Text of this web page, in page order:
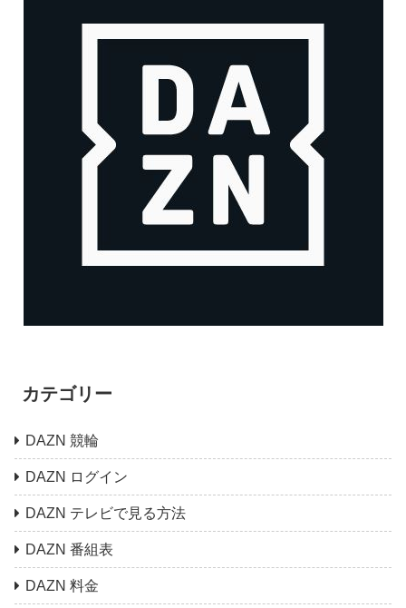
カテゴリー
DAZN 競輪
DAZN ログイン
DAZN テレビで見る方法
DAZN 番組表
DAZN 料金